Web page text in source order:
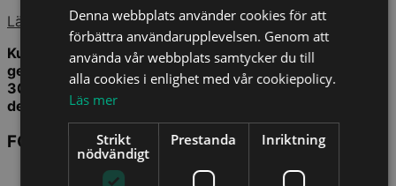
Läs mer
Kurstillfället kommer även att livesändas. Efter
genomförd kurs har du tillgång till en inspelad version i
30 dagar. Du behöver således inte vara på plats för att
delta och kan även delta i efterhand.
FÖRELÄSARE
Denna webbplats använder cookies för att
förbättra användarupplevelsen. Genom att
använda vår webbplats samtycker du till
alla cookies i enlighet med vår cookiepolicy.
Läs mer
Strikt
nödvändigt
Prestanda Inriktning